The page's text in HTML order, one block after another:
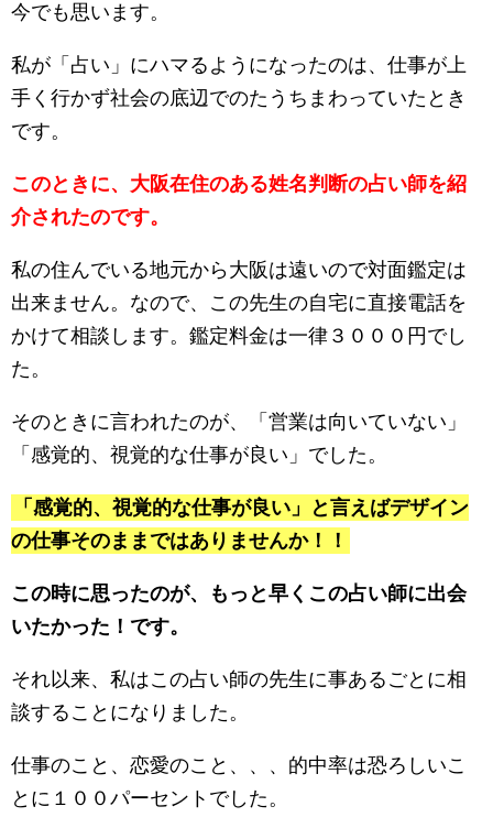
今でも思います。
私が「占い」にハマるようになったのは、仕事が上
手く行かず社会の底辺でのたうちまわっていたとき
です。
このときに、大阪在住のある姓名判断の占い師を紹
介されたのです。
私の住んでいる地元から大阪は遠いので対面鑑定は
出来ません。なので、この先生の自宅に直接電話を
かけて相談します。鑑定料金は一律３０００円でし
た。
そのときに言われたのが、「営業は向いていない」
「感覚的、視覚的な仕事が良い」でした。
「感覚的、視覚的な仕事が良い」と言えばデザイン
の仕事そのままではありませんか！！
この時に思ったのが、もっと早くこの占い師に出会
いたかった！です。
それ以来、私はこの占い師の先生に事あるごとに相
談することになりました。
仕事のこと、恋愛のこと、、、的中率は恐ろしいこ
とに１００パーセントでした。